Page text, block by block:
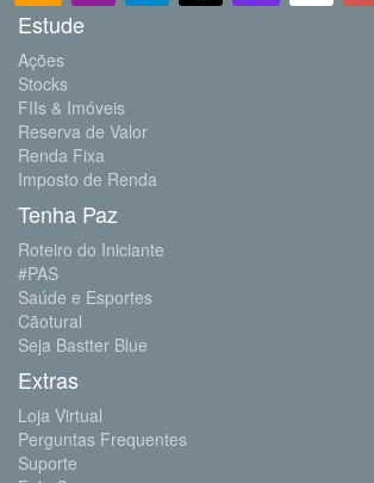
Estude
Ações
Stocks
FIIs & Imóveis
Reserva de Valor
Renda Fixa
Imposto de Renda
Tenha Paz
Roteiro do Iniciante
#PAS
Saúde e Esportes
Cãotural
Seja Bastter Blue
Extras
Loja Virtual
Perguntas Frequentes
Suporte